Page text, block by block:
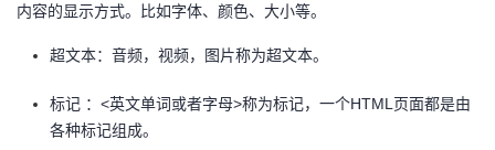
内容的显示方式。比如字体、颜色、大小等。
超文本：音频，视频，图片称为超文本。
标记 ：<英文单词或者字母>称为标记，一个HTML页面都是由
各种标记组成。